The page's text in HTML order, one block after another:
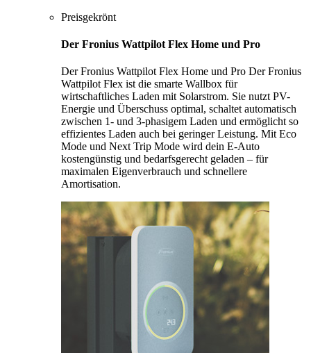
Preisgekrönt
Der Fronius Wattpilot Flex Home und Pro
Der Fronius Wattpilot Flex Home und Pro Der Fronius
Wattpilot Flex ist die smarte Wallbox für
wirtschaftliches Laden mit Solarstrom. Sie nutzt PV-
Energie und Überschuss optimal, schaltet automatisch
zwischen 1- und 3-phasigem Laden und ermöglicht so
effizientes Laden auch bei geringer Leistung. Mit Eco
Mode und Next Trip Mode wird dein E-Auto
kostengünstig und bedarfsgerecht geladen – für
maximalen Eigenverbrauch und schnellere
Amortisation.